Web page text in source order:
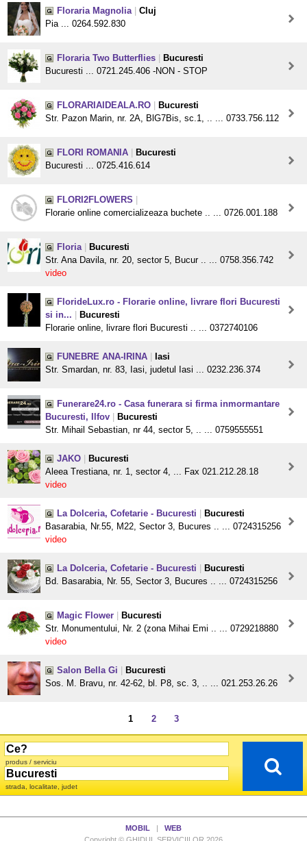
Floraria Magnolia
Cluj
Pia ... 0264.592.830
Floraria Two Butterflies
Bucuresti
Bucuresti ... 0721.245.406 -NON - STOP
FLORARIAIDEALA.RO
Bucuresti
Str. Pazon Marin, nr. 2A, BlG7Bis, sc.1, .. ... 0733.756.112
FLORI ROMANIA
Bucuresti
Bucuresti ... 0725.416.614
FLORI2FLOWERS
Florarie online comercializeaza buchete .. ... 0726.001.188
Floria
Bucuresti
Str. Ana Davila, nr. 20, sector 5, Bucur .. ... 0758.356.742
video
FlorideLux.ro - Florarie online, livrare flori Bucuresti
si in...
Bucuresti
Florarie online, livrare flori Bucuresti .. ... 0372740106
FUNEBRE ANA-IRINA
Iasi
Str. Smardan, nr. 83, Iasi, judetul Iasi ... 0232.236.374
Funerare24.ro - Casa funerara si firma inmormantare
Bucuresti, Ilfov
Bucuresti
Str. Mihail Sebastian, nr 44, sector 5, .. ... 0759555551
JAKO
Bucuresti
Aleea Trestiana, nr. 1, sector 4, ... Fax 021.212.28.18
video
La Dolceria, Cofetarie - Bucuresti
Bucuresti
Basarabia, Nr.55, M22, Sector 3, Bucures .. ... 0724315256
video
La Dolceria, Cofetarie - Bucuresti
Bucuresti
Bd. Basarabia, Nr. 55, Sector 3, Bucures .. ... 0724315256
Magic Flower
Bucuresti
Str. Monumentului, Nr. 2 (zona Mihai Emi .. ... 0729218880
video
Salon Bella Gi
Bucuresti
Sos. M. Bravu, nr. 42-62, bl. P8, sc. 3, .. ... 021.253.26.26
1 2 3
produs / serviciu
strada, localitate, judet
MOBIL
WEB